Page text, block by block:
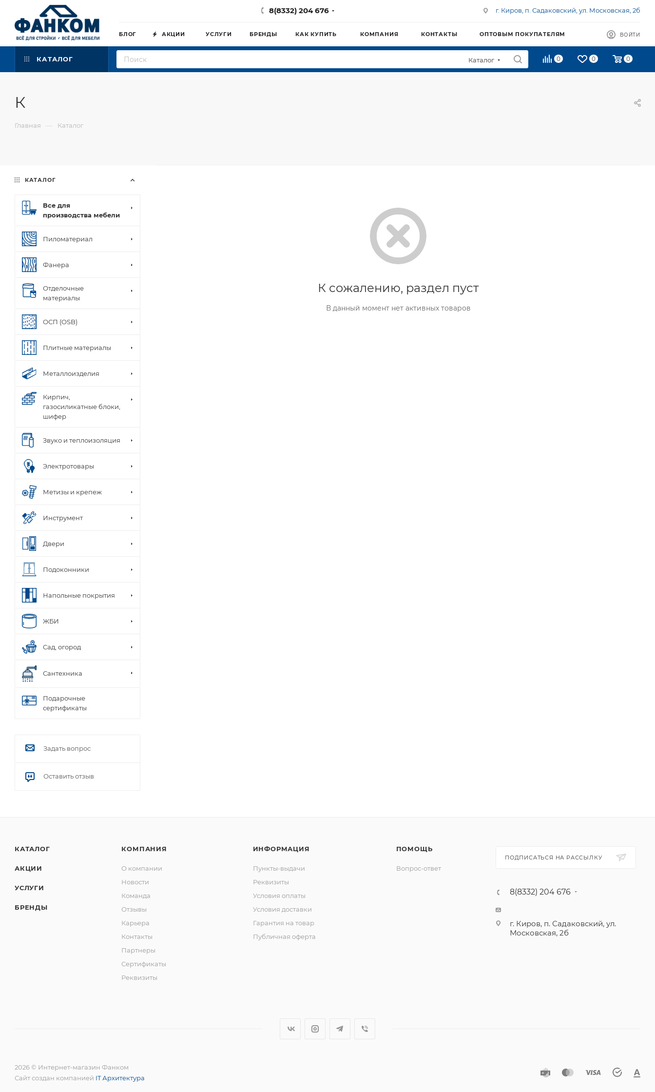
8(8332) 204 676 г. Киров, п. Садаковский, ул. Московская, 2б
БЛОГ АКЦИИ УСЛУГИ БРЕНДЫ КАК КУПИТЬ КОМПАНИЯ КОНТАКТЫ ОПТОВЫМ ПОКУПАТЕЛЯМ ВОЙТИ
КАТАЛОГ Каталог 0 0 0
К
Главная — Каталог
К сожалению, раздел пуст
В данный момент нет активных товаров
КАТАЛОГ
Все для
производства мебели
Пиломатериал
Фанера
Отделочные
материалы
ОСП (OSB)
Плитные материалы
Металлоизделия
Кирпич,
газосиликатные блоки,
шифер
Звуко и теплоизоляция
Электротовары
Метизы и крепеж
Инструмент
Двери
Подоконники
Напольные покрытия
ЖБИ
Сад, огород
Сантехника
Подарочные
сертификаты
Задать вопрос
Оставить отзыв
КАТАЛОГ
АКЦИИ
УСЛУГИ
БРЕНДЫ
КОМПАНИЯ
О компании
Новости
Команда
Отзывы
Карьера
Контакты
Партнеры
Сертификаты
Реквизиты
ИНФОРМАЦИЯ
Пункты-выдачи
Реквизиты
Условия оплаты
Условия доставки
Гарантия на товар
Публичная оферта
ПОМОЩЬ
Вопрос-ответ
ПОДПИСАТЬСЯ НА РАССЫЛКУ
8(8332) 204 676
г. Киров, п. Садаковский, ул.
Московская, 2б
2026 © Интернет-магазин Фанком
Сайт создан компанией IT Архитектура